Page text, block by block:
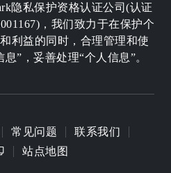
隐私保护资格认证公司(认证
，我们致力于在保护个
利益的同时，合理管理和使
息”，妥善处理“个人信息”。
常见问题
联系我们
站点地图